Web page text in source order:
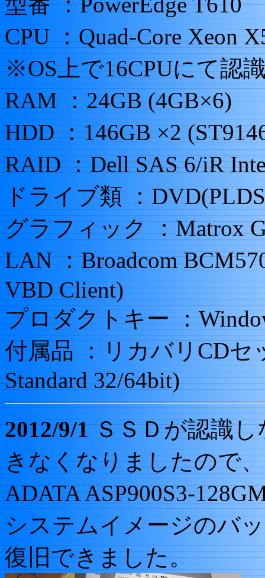
CPU ：Quad-Core Xeon
※OS上で16CPUにて認
RAM ：24GB (4GB×6)
HDD ：146GB ×2
RAID ：Dell SAS 6/iR
ドライブ類 ：
グラフィック ：Matrox
LAN ：Broadcom
VBD Client)
プロダクトキー ：
付属品 ：リカバリCDセ
Standard 32/64bit)
2012/9/1ＳＳＤが認識
きなくなりましたので
ADATA ASP900S3-
システムイメージのバ
復旧できました。